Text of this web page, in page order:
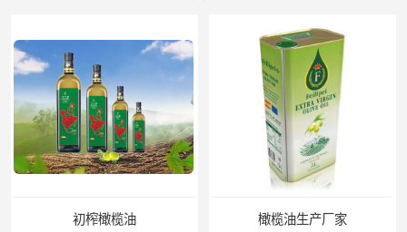
初榨橄榄油 橄榄油生产厂家